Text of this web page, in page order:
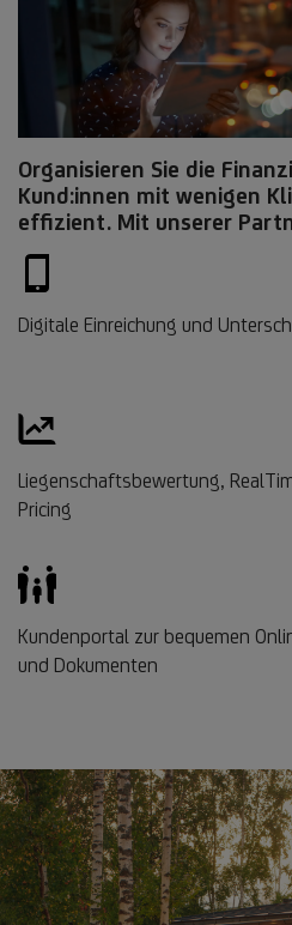
Organisieren Sie die
Kund:innen mit wenigen
effizient. Mit unserer
Digitale Einreichung und
Liegenschaftsbewertung,
Pricing
Kundenportal zur bequemen
und Dokumenten